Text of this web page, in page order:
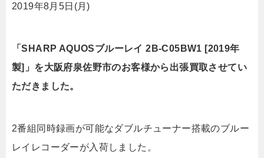
2019年8月5日(月)
「SHARP AQUOSブルーレイ 2B-C05BW1 [2019年
製]」を大阪府泉佐野市のお客様から出張買取させてい
ただきました。
2番組同時録画が可能なダブルチューナー搭載のブルー
レイレコーダーが入荷しました。